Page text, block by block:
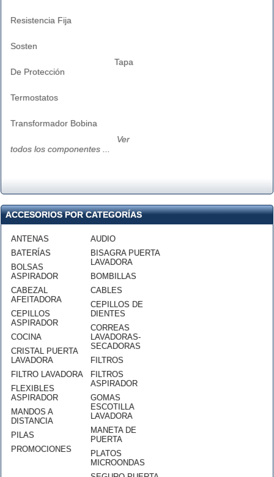
Resistencia Fija
Sosten
Tapa
De Protección
Termostatos
Transformador Bobina
Ver
todos los componentes ...
ACCESORIOS POR CATEGORÍAS
ANTENAS
BATERÍAS
BOLSAS
ASPIRADOR
CABEZAL
AFEITADORA
CEPILLOS
ASPIRADOR
COCINA
CRISTAL PUERTA
LAVADORA
FILTRO LAVADORA
FLEXIBLES
ASPIRADOR
MANDOS A
DISTANCIA
PILAS
PROMOCIONES
AUDIO
BISAGRA PUERTA
LAVADORA
BOMBILLAS
CABLES
CEPILLOS DE
DIENTES
CORREAS
LAVADORAS-
SECADORAS
FILTROS
FILTROS
ASPIRADOR
GOMAS
ESCOTILLA
LAVADORA
MANETA DE
PUERTA
PLATOS
MICROONDAS